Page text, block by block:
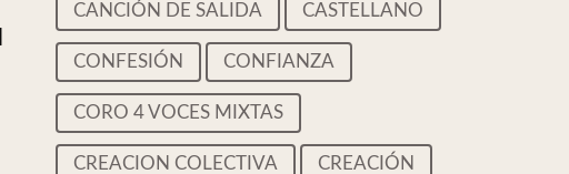
CANCIÓN DE SALIDA CASTELLANO
CONFESIÓN CONFIANZA
CORO 4 VOCES MIXTAS
CREACION COLECTIVA CREACIÓN